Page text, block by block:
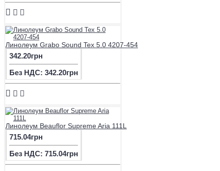
Линолеум Grabo Sound Tex 5.0 4207-454
342.20грн
Без НДС: 342.20грн
Линолеум Beauflor Supreme Aria 111L
715.04грн
Без НДС: 715.04грн